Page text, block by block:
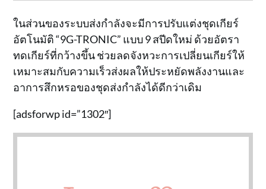
ในส่วนของระบบส่งกำลังจะมีการปรับแต่งชุดเกียร์
อัตโนมัติ “9G-TRONIC” แบบ 9 สปีดใหม่ ด้วยอัตรา
ทดเกียร์ที่กว้างขึ้น ช่วยลดจังหวะการเปลี่ยนเกียร์ให้
เหมาะสมกับความเร็วส่งผลให้ประหยัดพลังงานและ
อาการสึกหรอของชุดส่งกำลังได้ดีกว่าเดิม
[adsforwp id=”1302″]